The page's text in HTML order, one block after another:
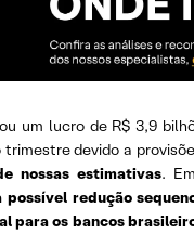
um lucro de R$ 3,9
trimestre devido a
nossas estimativas.
redução
para os bancos